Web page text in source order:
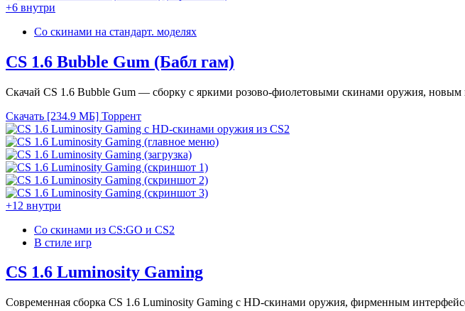
+6 внутри
Со скинами на стандарт. моделях
CS 1.6 Bubble Gum (Бабл гам)
Скачай CS 1.6 Bubble Gum — сборку с яркими розово-фиолетовыми скинами оружия,
Скачать [234.9 МБ] Торрент
+12 внутри
Со скинами из CS:GO и CS2
В стиле игр
CS 1.6 Luminosity Gaming
Современная сборка CS 1.6 Luminosity Gaming с HD-скинами оружия, фирменным